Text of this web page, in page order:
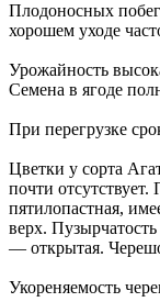
Плодоносных
хорошем уходе
Урожайность
Семена в ягоде
При перегрузке
Цветки у сорта
почти
пятилопастная,
верх.
— открытая.
Укореняемость